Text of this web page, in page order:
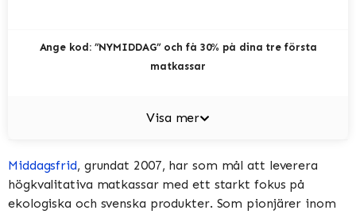
Ange kod: ”NYMIDDAG” och få 30% på dina tre första
matkassar
Visa mer
Middagsfrid, grundat 2007, har som mål att leverera
högkvalitativa matkassar med ett starkt fokus på
ekologiska och svenska produkter. Som pionjärer inom